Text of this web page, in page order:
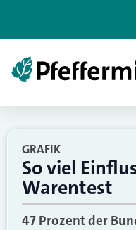
GRAFIK
So viel
Warentest
47 Prozent der